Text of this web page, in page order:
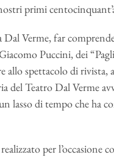
primi
Verme, far
Puccini, dei
spettacolo di rivista,
del Teatro Dal Verme
lasso di tempo che ha
per l’occasione